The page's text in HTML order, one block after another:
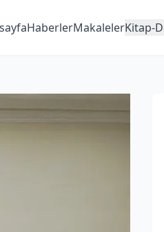
HaberlerMakalelerKitap-